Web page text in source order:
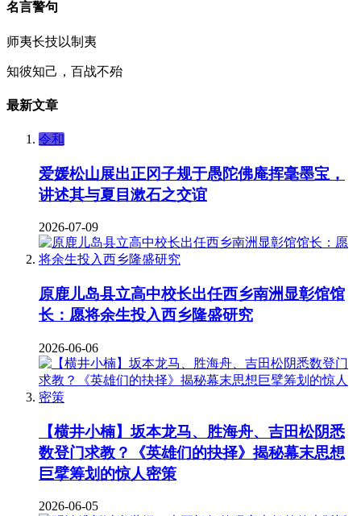
名言警句
师夷长技以制夷
知彼知己，百战不殆
最新文章
令和
爱媛松山展出正冈子规于愚陀佛庵挥毫墨宝，
讲述其与夏目漱石之交谊
2026-07-09
原鹿儿岛县立高中校长出任西乡南洲显彰馆馆
长：愿将余生投入西乡隆盛研究
2026-06-06
【横井小楠】坂本龙马、胜海舟、吉田松阴悉
数登门求教？《英雄们的抉择》揭秘幕末思想
巨擘筹划的惊人密策
2026-06-05